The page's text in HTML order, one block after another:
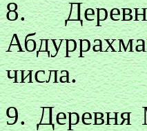
8.
числа.
9.